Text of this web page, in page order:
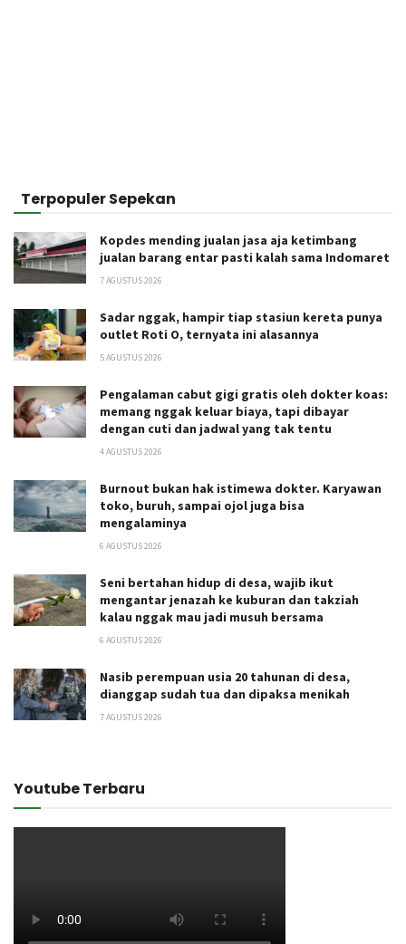
Terpopuler Sepekan
Kopdes mending jualan jasa aja ketimbang
jualan barang entar pasti kalah sama Indomaret
7 AGUSTUS 2026
Sadar nggak, hampir tiap stasiun kereta punya
outlet Roti O, ternyata ini alasannya
5 AGUSTUS 2026
Pengalaman cabut gigi gratis oleh dokter koas:
memang nggak keluar biaya, tapi dibayar
dengan cuti dan jadwal yang tak tentu
4 AGUSTUS 2026
Burnout bukan hak istimewa dokter. Karyawan
toko, buruh, sampai ojol juga bisa
mengalaminya
6 AGUSTUS 2026
Seni bertahan hidup di desa, wajib ikut
mengantar jenazah ke kuburan dan takziah
kalau nggak mau jadi musuh bersama
6 AGUSTUS 2026
Nasib perempuan usia 20 tahunan di desa,
dianggap sudah tua dan dipaksa menikah
7 AGUSTUS 2026
Youtube Terbaru